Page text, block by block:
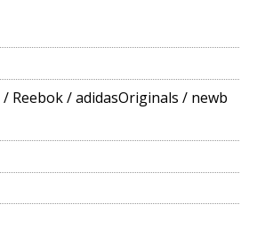
/ Reebok/adidasOriginals / newb